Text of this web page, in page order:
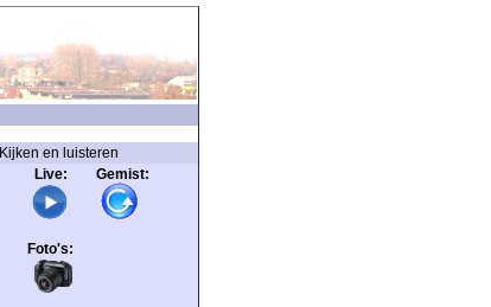
Kijken en luisteren
Live: Gemist:
Foto's: